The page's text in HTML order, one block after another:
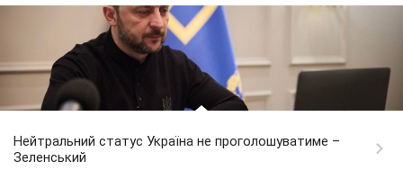
Нейтральний статус Україна не проголошуватиме –
Зеленський